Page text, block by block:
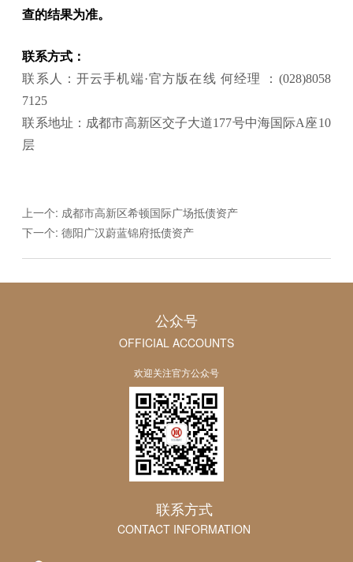
查的结果为准。
联系方式：
联系人：开云手机端·官方版在线 何经理 ： (028)8058
7125
联系地址：成都市高新区交子大道177号中海国际A 座10
层
上一个: 成都市高新区希顿国际广场抵债资产
下一个:德阳广汉蔚蓝锦府抵债资产
公众号
OFFICIAL ACCOUNTS
欢迎关注官方公众号
联系方式
CONTACT INFORMATION